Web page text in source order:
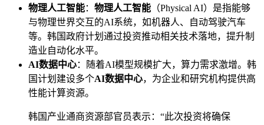
物理人工智能： 物理人工智能 （Physical AI）是指能够
与物理世界交互的AI系统，如机器人、自动驾驶汽车
等。韩国政府计划通过投资推动相关技术落地，提升制
造业自动化水平。
AI数据中心：随着AI模型规模扩大，算力需求激增。韩
国计划建设多个AI数据中心，为企业和研究机构提供高
性能计算资源。
韩国产业通商资源部官员表示：“此次投资将确保